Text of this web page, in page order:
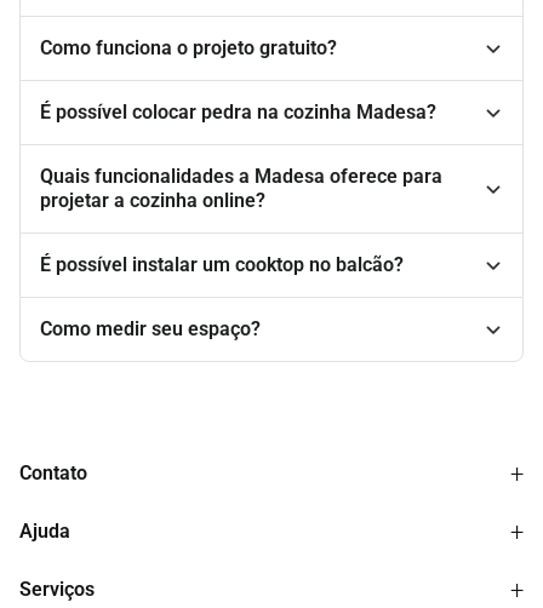
Como funciona o projeto gratuito?
É possível colocar pedra na cozinha Madesa?
Quais funcionalidades a Madesa oferece para
projetar a cozinha online?
É possível instalar um cooktop no balcão?
Como medir seu espaço?
Contato +
Telefone: 0800 9403534
Segunda à sexta: 7h às 19h30min
Ajuda +
Rastreie seu pedido
Serviços +